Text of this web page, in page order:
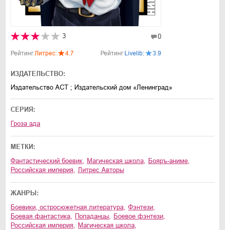
3 0
РейтингЛитрес: 4.7 Рейтинг Livelib: 3.9
ИЗДАТЕЛЬСТВО:
Издательство АСТ ; Издательский дом «Ленинград»
СЕРИЯ:
Гроза ада
МЕТКИ:
фантастический боевик, магическая школа, бояръ-аниме,
Российская империя, Литрес Авторы
ЖАНРЫ:
боевики, остросюжетная литература, фэнтези,
боевая фантастика, попаданцы, боевое фэнтези,
Российская империя, магическая школа,